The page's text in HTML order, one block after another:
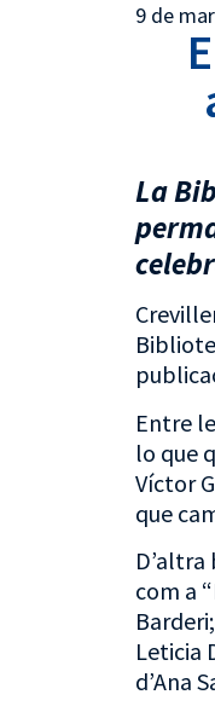
9 de
La
Entre
lo que
Víctor
que
com a
Leticia
d’Ana